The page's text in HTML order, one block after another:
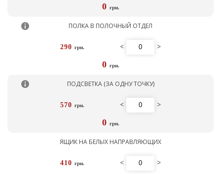
0 грн.
ПОЛКА В ПОЛОЧНЫЙ ОТДЕЛ
290 грн. < >
0 грн.
ПОДСВЕТКА (ЗА ОДНУ ТОЧКУ)
570 грн. < >
0 грн.
ЯЩИК НА БЕЛЫХ НАПРАВЛЯЮЩИХ
410 грн. < >